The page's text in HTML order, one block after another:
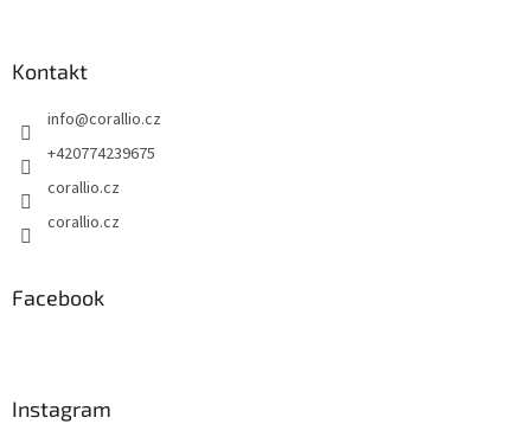
Kontakt
info@corallio.cz
+420774239675
corallio.cz
corallio.cz
Facebook
Instagram